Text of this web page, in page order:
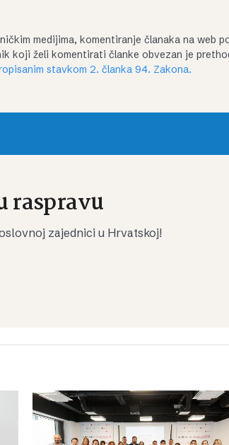
medijima, komentiranje članaka na web
koji želi komentirati članke obvezan je
stavkom 2. članka 94. Zakona.
raspravu
zajednici u Hrvatskoj!